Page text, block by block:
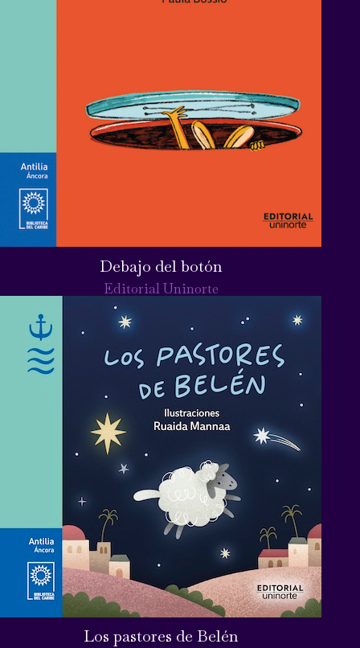
Debajo del botón
Editorial Uninorte
Los pastores de Belén